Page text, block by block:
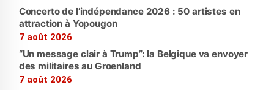
Concerto de l’indépendance 2026 : 50 artistes en
attraction à Yopougon
7 août 2026
“Un message clair à Trump”: la Belgique va envoyer
des militaires au Groenland
7 août 2026